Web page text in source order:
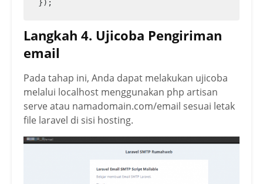
Langkah 4. Ujicoba Pengiriman
email
Pada tahap ini, Anda dapat melakukan ujicoba
melalui localhost menggunakan php artisan
serve atau namadomain.com/email sesuai letak
file laravel di sisi hosting.